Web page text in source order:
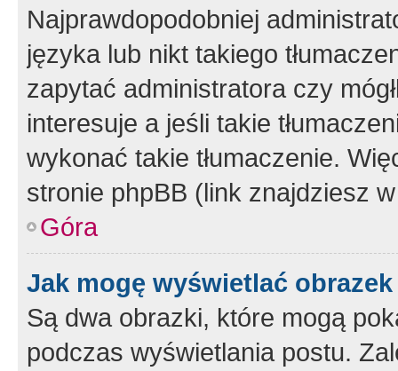
Najprawdopodobniej
języka lub nikt takiego
zapytać administratora czy
interesuje a jeśli takie
wykonać takie tłumaczenie.
stronie phpBB (link znajdziesz
Góra
Jak mogę wyświetlać
Są dwa obrazki, które mogą
podczas wyświetlania postu.